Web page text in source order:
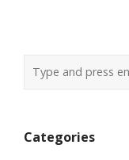
Categories